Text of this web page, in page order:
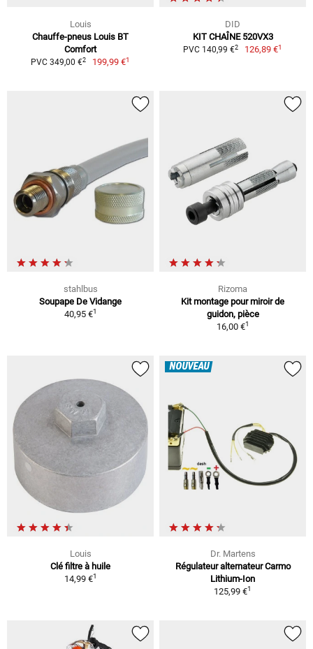
Louis
Chauffe-pneus Louis BT
Comfort
PVC 349,00 €2 199,99 €1
DID
KIT CHAÎNE 520VX3
PVC 140,99 €2 126,89 €1
stahlbus
Soupape De Vidange
40,95 €1
Rizoma
Kit montage pour miroir de
guidon, pièce
16,00 €1
Louis
Clé filtre à huile
14,99 €1
NOUVEAU
Dr. Martens
Régulateur alternateur Carmo
Lithium-Ion
125,99 €1